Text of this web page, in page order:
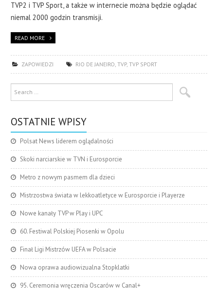
TVP2 i TVP Sport, a także w internecie można będzie oglądać
niemal 2000 godzin transmisji.
READ MORE
ZAPOWIEDZI RIO DE JANEIRO,TVP,TVP SPORT
OSTATNIE WPISY
Polsat News liderem oglądalności
Skoki narciarskie w TVN i Eurosporcie
Metro z nowym pasmem dla dzieci
Mistrzostwa świata w lekkoatletyce w Eurosporcie i Playerze
Nowe kanały TVP w Play i UPC
60. Festiwal Polskiej Piosenki w Opolu
Finał Ligi Mistrzów UEFA w Polsacie
Nowa oprawa audiowizualna Stopklatki
95. Ceremonia wręczenia Oscarów w Canal+